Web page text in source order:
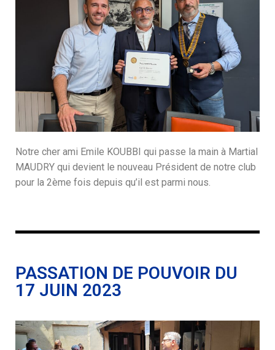
Notre cher ami Emile KOUBBI qui passe la main à Martial
MAUDRY qui devient le nouveau Président de notre club
pour la 2ème fois depuis qu’il est parmi nous.
PASSATION DE POUVOIR DU
17 JUIN 2023